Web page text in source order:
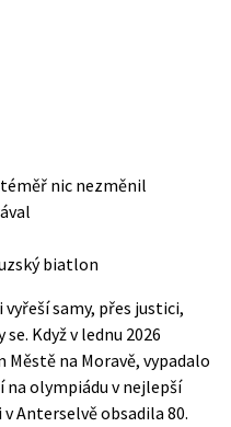
nic nezměnil
biatlon
vyřeší samy, přes justici,
Když v lednu 2026
na Moravě, vypadalo
olympiádu v nejlepší
Anterselvě obsadila 80.